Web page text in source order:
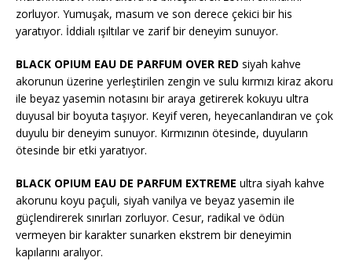
zorluyor. Yumuşak, masum ve son derece çekici bir his
yaratıyor. İddialı ışıltılar ve zarif bir deneyim sunuyor.
BLACK OPIUM EAU DE PARFUM OVER RED siyah kahve
akorunun üzerine yerleştirilen zengin ve sulu kırmızı kiraz akoru
ile beyaz yasemin notasını bir araya getirerek kokuyu ultra
duyusal bir boyuta taşıyor. Keyif veren, heyecanlandıran ve çok
duyulu bir deneyim sunuyor. Kırmızının ötesinde, duyuların
ötesinde bir etki yaratıyor.
BLACK OPIUM EAU DE PARFUM EXTREME ultra siyah kahve
akorunu koyu paçuli, siyah vanilya ve beyaz yasemin ile
güçlendirerek sınırları zorluyor. Cesur, radikal ve ödün
vermeyen bir karakter sunarken ekstrem bir deneyimin
kapılarını aralıyor.